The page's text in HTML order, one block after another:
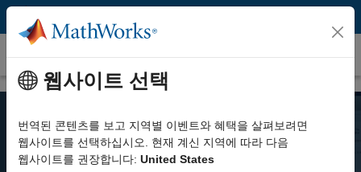
콘텐츠로 바로 가기
가격 및 라이선스
MATLAB 가격
웹사이트 선택
번역된 콘텐츠를 보고 지역별 이벤트와 혜택을 살펴보려면
웹사이트를 선택하십시오. 현재 계신 지역에 따라 다음
웹사이트를 권장합니다: United States